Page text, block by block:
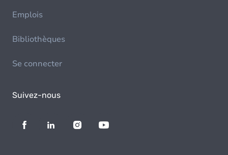
Emplois
Bibliothèques
Se connecter
Suivez-nous